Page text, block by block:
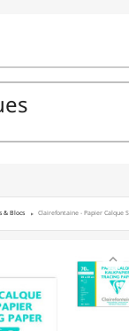
& Blocs Clairefontaine - Papier Calque
